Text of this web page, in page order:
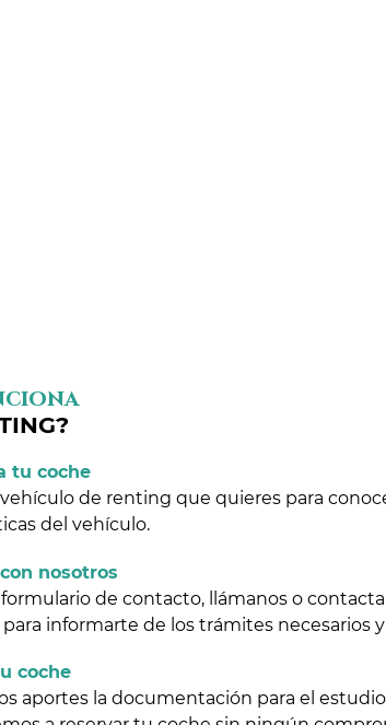
tu coche
vehículo de renting que quieres para
del vehículo.
nosotros
de contacto, llámanos o
informarte de los trámites necesarios
coche
aportes la documentación para el